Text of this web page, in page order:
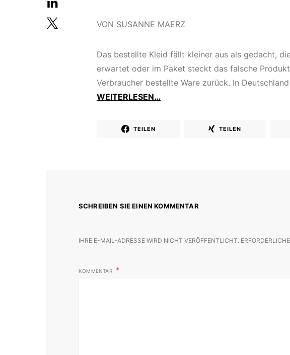
VON SUSANNE MAERZ
Das bestellte Kleid fällt kleiner aus als gedacht,
erwartet oder im Paket steckt das falsche
Verbraucher bestellte Ware zurück. In
WEITERLESEN…
TEILEN TEILEN
SCHREIBEN SIE EINEN KOMMENTAR
IHRE E-MAIL-ADRESSE WIRD NICHT VERÖFFENTLICHT.
KOMMENTAR